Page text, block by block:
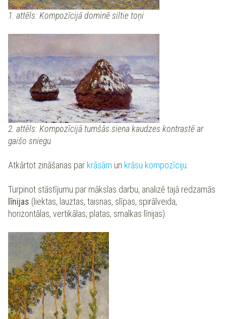
1. attēls: Kompozīcijā dominē siltie toņi
2. attēls: Kompozīcijā tumšās siena kaudzes kontrastē ar
gaišo sniegu
Atkārtot zināšanas par krāsām un krāsu kompozīciju.
Turpinot stāstījumu par mākslas darbu, analizē tajā redzamās
līnijas (liektas, lauztas, taisnas, slīpas, spirālveida,
horizontālas, vertikālas, platas, smalkas līnijas).